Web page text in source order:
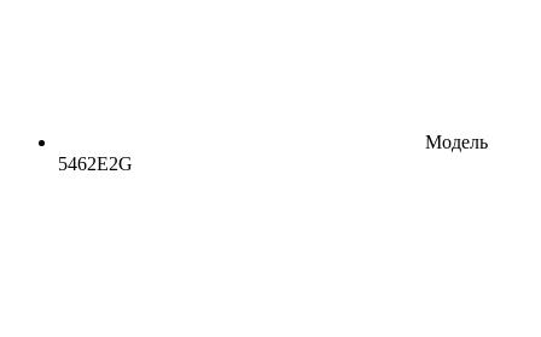
Модель
5462E2G